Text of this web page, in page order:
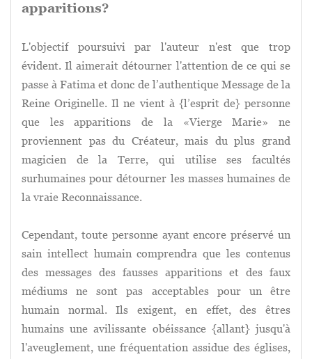
apparitions?
L'objectif poursuivi par l'auteur n'est que trop
évident. Il aimerait détourner l'attention de ce qui se
passe à Fatima et donc de l’authentique Message de la
Reine Originelle. Il ne vient à {l’esprit de} personne
que les apparitions de la «Vierge Marie» ne
proviennent pas du Créateur, mais du plus grand
magicien de la Terre, qui utilise ses facultés
surhumaines pour détourner les masses humaines de
la vraie Reconnaissance.
Cependant, toute personne ayant encore préservé un
sain intellect humain comprendra que les contenus
des messages des fausses apparitions et des faux
médiums ne sont pas acceptables pour un être
humain normal. Ils exigent, en effet, des êtres
humains une avilissante obéissance {allant} jusqu'à
l'aveuglement, une fréquentation assidue des églises,